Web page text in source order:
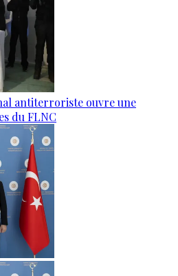
antiterroriste ouvre une
du FLNC